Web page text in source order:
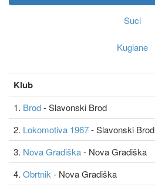
Suci
Kuglane
Klub
1. Brod- Slavonski Brod
2. Lokomotiva 1967- Slavonski Brod
3. Nova Gradiška- Nova Gradiška
4. Obrtnik - Nova Gradiška